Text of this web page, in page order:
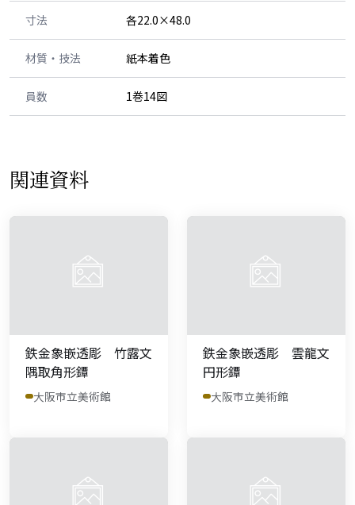
寸法 各22.0×48.0
材質・技法 紙本着色
員数 1巻14図
関連資料
鉄金象嵌透彫 竹露文
隅取角形鐔
大阪市立美術館
鉄金象嵌透彫 雲龍文
円形鐔
大阪市立美術館